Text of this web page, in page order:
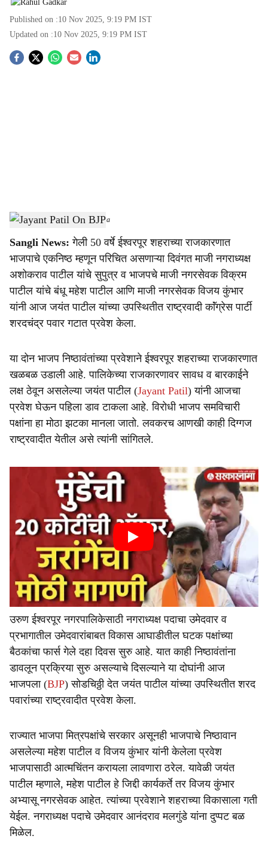
Published on :10 Nov 2025, 9:19 PM IST
Updated on :10 Nov 2025, 9:19 PM IST
S
a
r
e
Jayant Patil On BJP -Sarkarnama
Sangli News: गेली 50 वर्षे ईश्वरपूर शहराच्या राजकारणात
भाजपाचे एकनिष्ठ म्हणून परिचित असणाऱ्या दिवंगत माजी नगराध्यक्ष
अशोकराव पाटील यांचे सुपुत्र व भाजपचे माजी नगरसेवक विक्रम
पाटील यांचे बंधू महेश पाटील आणि माजी नगरसेवक विजय कुंभार
यांनी आज जयंत पाटील यांच्या उपस्थितीत राष्ट्रवादी काॅंग्रेस पार्टी
शरदचंद्र पवार गटात प्रवेश केला.
या दोन भाजप निष्ठावंतांच्या प्रवेशाने ईश्वरपूर शहराच्या राजकारणात
खळबळ उडाली आहे. पालिकेच्या राजकारणावर सावध व बारकाईने
लक्ष ठेवून असलेल्या जयंत पाटील (Jayant Patil) यांनी आजचा
प्रवेश घेऊन पहिला डाव टाकला आहे. विरोधी भाजप समविचारी
पक्षांना हा मोठा झटका मानला जातो. लवकरच आणखी काही दिग्गज
राष्ट्रवादीत येतील असे त्यांनी सांगितले.
उरुण ईश्वरपूर नगरपालिकेसाठी नगराध्यक्ष पदाचा उमेदवार व
प्रभागातील उमेदवारांबाबत विकास आघाडीतील घटक पक्षांच्या
बैठकांचा फार्स गेले दहा दिवस सुरु आहे. यात काही निष्ठावंतांना
डावलून प्रक्रिया सुरु असल्याचे दिसल्याने या दोघांनी आज
भाजपला (BJP) सोडचिठ्ठी देत जयंत पाटील यांच्या उपस्थितीत शरद
पवारांच्या राष्ट्रवादीत प्रवेश केला.
राज्यात भाजपा मित्रपक्षांचे सरकार असूनही भाजपाचे निष्ठावान
असलेल्या महेश पाटील व विजय कुंभार यांनी केलेला प्रवेश
भाजपासाठी आत्मचिंतन करायला लावणारा ठरेल. यावेळी जयंत
पाटील म्हणाले, महेश पाटील हे जिद्दी कार्यकर्ते तर विजय कुंभार
अभ्यासू नगरसेवक आहेत. त्यांच्या प्रवेशाने शहराच्या विकासाला गती
येईल. नगराध्यक्ष पदाचे उमेदवार आनंदराव मलगुंडे यांना दुप्पट बळ
मिळेल.